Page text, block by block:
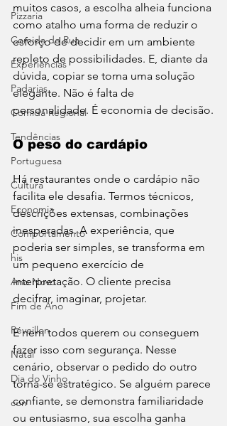
Pizzaria
Comida de Rua
Experiências
Padarias
Comida Regional
Tendências
Portuguesa
Cultura
Economia
Comportamento
his
Ano Novo
Fim de Ano
Réveillon
Natal
Dia do Vinho
con
muitos casos, a escolha alheia funciona
como atalho uma forma de reduzir o
esforço de decidir em um ambiente
repleto de possibilidades. E, diante da
dúvida, copiar se torna uma solução
elegante. Não é falta de
personalidade. É economia de decisão.
O peso do cardápio
Há restaurantes onde o cardápio não
facilita ele desafia. Termos técnicos,
descrições extensas, combinações
inesperadas. A experiência, que
poderia ser simples, se transforma em
um pequeno exercício de
interpretação. O cliente precisa
decifrar, imaginar, projetar.
E nem todos querem ou conseguem
fazer isso com segurança. Nesse
cenário, observar o pedido do outro
torna-se estratégico. Se alguém parece
confiante, se demonstra familiaridade
ou entusiasmo, sua escolha ganha